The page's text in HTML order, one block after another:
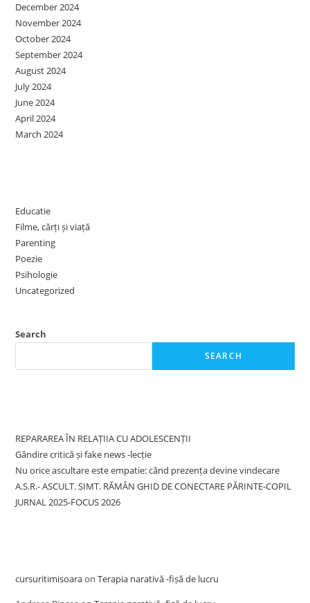
December 2024
November 2024
October 2024
September 2024
August 2024
July 2024
June 2024
April 2024
March 2024
Educatie
Filme, cărți și viață
Parenting
Poezie
Psihologie
Uncategorized
Search
SEARCH
REPARAREA ÎN RELAȚIIA CU ADOLESCENȚII
Gândire critică și fake news -lecție
Nu orice ascultare este empatie: când prezența devine vindecare
A.S.R.- ASCULT. SIMT. RĂMÂN GHID DE CONECTARE PĂRINTE-COPIL
JURNAL 2025-FOCUS 2026
cursuritimisoaraonTerapia narativă -fișă de lucru